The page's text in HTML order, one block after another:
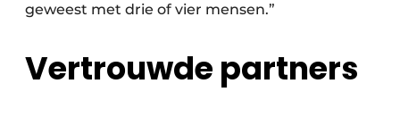
geweest met drie of vier mensen.”
Vertrouwde partners